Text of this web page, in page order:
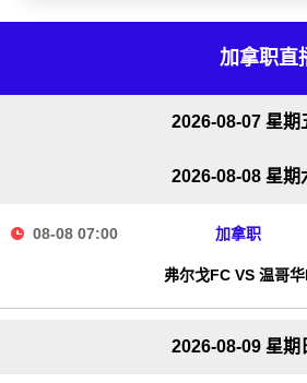
加拿职直
2026-08-07 星期
2026-08-08 星期
08-08 07:00 加拿职
弗尔戈FC VS 温哥
2026-08-09 星期